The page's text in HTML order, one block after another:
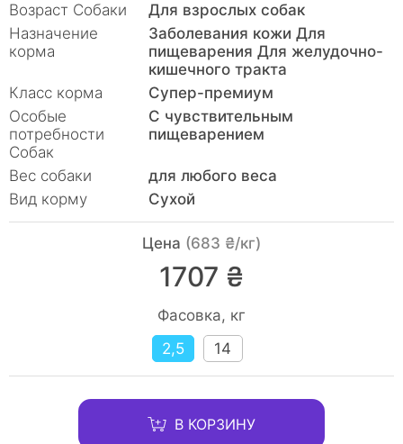
Возраст Собаки
Для взрослых собак
Назначение
корма
Заболевания кожи Для
пищеварения Для желудочно-
кишечного тракта
Класс корма
Супер-премиум
Особые
потребности
Собак
С чувствительным
пищеварением
Вес собаки
для любого веса
Вид корму
Сухой
Цена (683 ₴/кг)
1707 ₴
Фасовка, кг
2,5
14
В КОРЗИНУ